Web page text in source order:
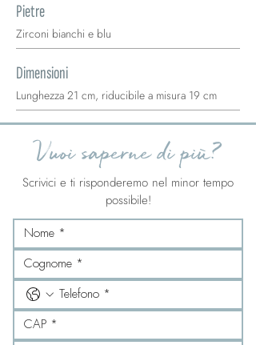
Pietre
Zirconi bianchi e blu
Dimensioni
Lunghezza 21 cm, riducibile a misura 19 cm
Vuoi saperne di più?
Scrivici e ti risponderemo nel minor tempo
possibile!